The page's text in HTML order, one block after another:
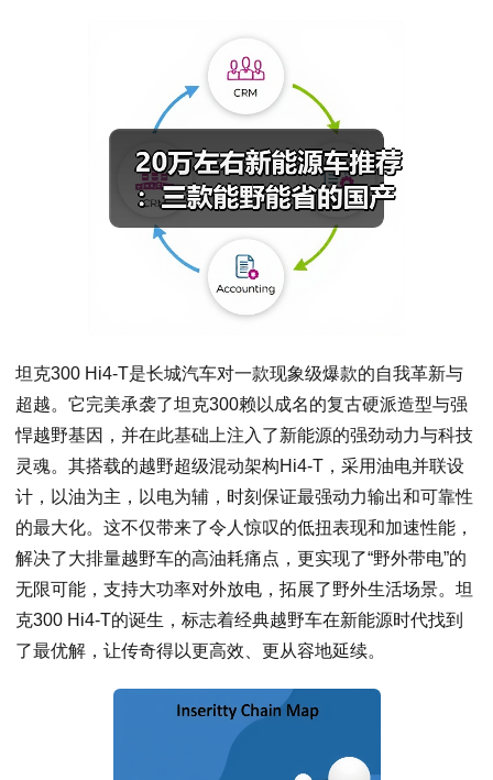
坦克300 Hi4-T是长城汽车对一款现象级爆款的自我革新与
超越。它完美承袭了坦克300赖以成名的复古硬派造型与强
悍越野基因，并在此基础上注入了新能源的强劲动力与科技
灵魂。其搭载的越野超级混动架构Hi4-T，采用油电并联设
计，以油为主，以电为辅，时刻保证最强动力输出和可靠性
的最大化。这不仅带来了令人惊叹的低扭表现和加速性能，
解决了大排量越野车的高油耗痛点，更实现了“野外带电”的
无限可能，支持大功率对外放电，拓展了野外生活场景。坦
克300 Hi4-T的诞生，标志着经典越野车在新能源时代找到
了最优解，让传奇得以更高效、更从容地延续。